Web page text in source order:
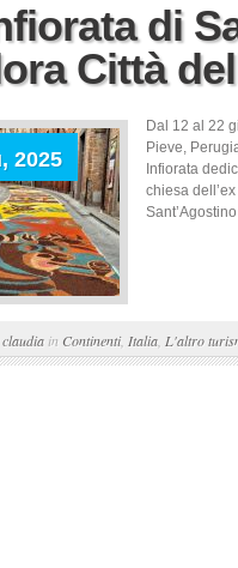
di
Città
2025
Dal 12 al 22
Pieve,
Infiorata
chiesa
claudia in Continenti, Italia L'altro